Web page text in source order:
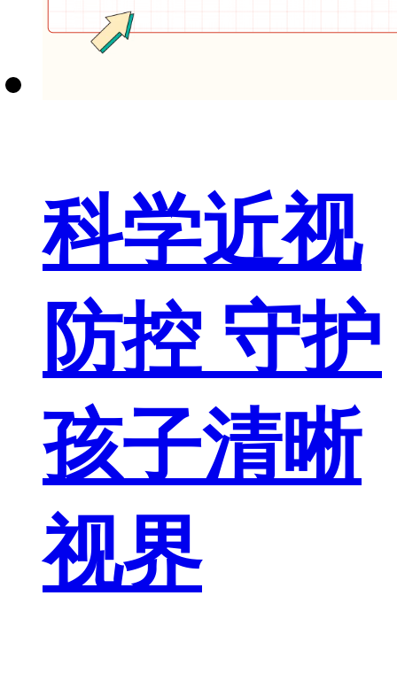
科学近视
防控 守护
孩子清晰
视界